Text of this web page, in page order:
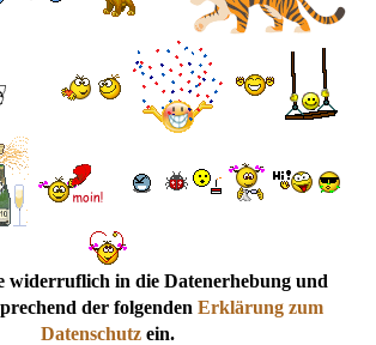
widerruflich in die Datenerhebung und
der folgenden Erklärung zum
Datenschutz ein.